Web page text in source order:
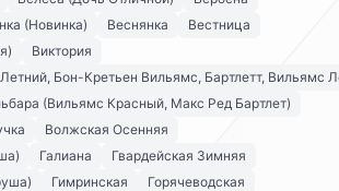
(Новинка) Веснянка
Вестница
Виктория
Бон-Кретьен Вильямс, Бартлетт, Вильямс
(Вильямс Красный, Макс Ред Бартлет)
Волжская Осенняя
Галиана
Гвардейская Зимняя
Гимринская
Горячеводская